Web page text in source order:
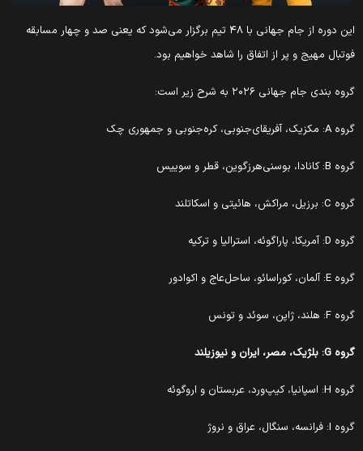
این دوره از جام جهانی با ۴۸ تیم برگزار می‌شود که یعنی صد و چهار مسابقه
فوتبال مهیج و پر از اتفاق را شاهد خواهیم بود.
گروه بندی جام جهانی ۲۰۲۶ به شرح زیر است:
گروه A: مکزیک، آفریقای‌جنوبی، کره‌جنوبی و جمهوری چک
گروه B: کانادا، بوسنی‌هرزگوین، قطر و سوییس
گروه C: برزیل، مراکش، هائیتی و اسکاتلند
گروه D: آمریکا، پاراگوئه، استرالیا و ترکیه
گروه E: آلمان، کوراسائو، ساحل‌عاج و اکوادور
گروه F: هلند، ژاپن، سوئد و تونس
گروه G: بلژیک، مصر، ایران و نیوزیلند
گروه H: اسپانیا، کیپ‌ورد، عربستان و اروگوئه
گروه I: فرانسه، سنگال، عراق و نروژ